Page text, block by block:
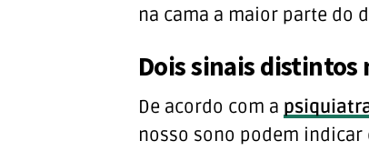
na cama a maior parte do
Dois sinais distintos
De acordo com a
nosso sono podem indicar